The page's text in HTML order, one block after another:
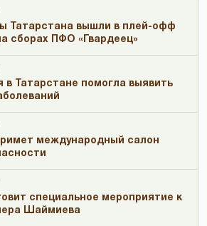
Татарстана вышли в плей-офф
сборах ПФО «Гвардеец»
в Татарстане помогла выявить
международный салон
специальное мероприятие к
Шаймиева